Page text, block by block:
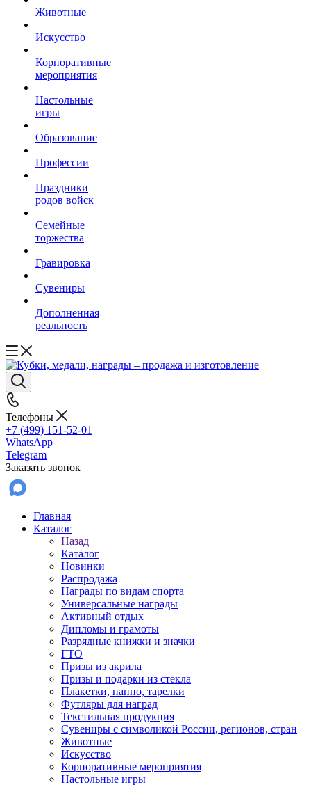
Животные
Искусство
Корпоративные
мероприятия
Настольные
игры
Образование
Профессии
Праздники
родов войск
Семейные
торжества
Гравировка
Сувениры
Дополненная
реальность
Телефоны
+7 (499) 151-52-01
WhatsApp
Telegram
Заказать звонок
Главная
Каталог
Назад
Каталог
Новинки
Распродажа
Награды по видам спорта
Универсальные награды
Активный отдых
Дипломы и грамоты
Разрядные книжки и значки
ГТО
Призы из акрила
Призы и подарки из стекла
Плакетки, панно, тарелки
Футляры для наград
Текстильная продукция
Сувениры с символикой России, регионов, стран
Животные
Искусство
Корпоративные мероприятия
Настольные игры